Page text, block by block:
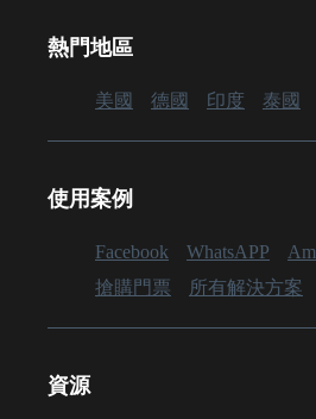
熱門地區
美國 德國 印度 泰國
使用案例
Facebook WhatsAPP
搶購門票
所有解決方案
資源